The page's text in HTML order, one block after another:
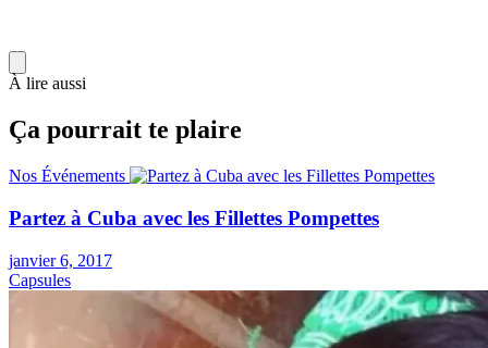
À lire aussi
Ça pourrait te plaire
Nos Événements
Partez à Cuba avec les Fillettes Pompettes
janvier 6, 2017
Capsules